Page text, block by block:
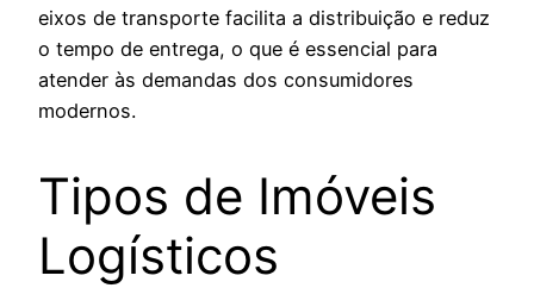
eixos de transporte facilita a distribuição e reduz
o tempo de entrega, o que é essencial para
atender às demandas dos consumidores
modernos.
Tipos de Imóveis
Logísticos